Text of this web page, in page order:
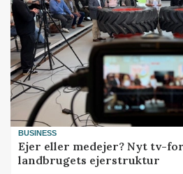
BUSINESS
Ejer eller medejer? Nyt tv-
landbrugets ejerstruktur